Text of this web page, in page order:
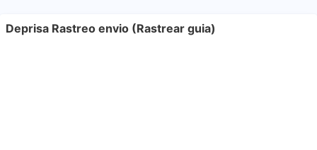
Deprisa Rastreo envio (Rastrear guia)